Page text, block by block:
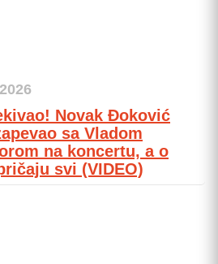
Novak Đoković
sa Vladom
na koncertu, a o
svi (VIDEO)